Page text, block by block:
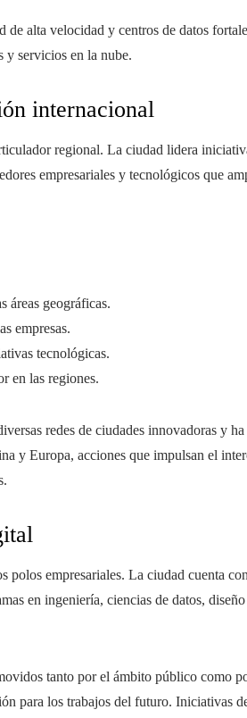
alta velocidad y centros de datos
y servicios en la nube.
internacional
regional. La ciudad lidera
empresariales y tecnológicos que
áreas geográficas.
empresas.
tecnológicas.
en las regiones.
redes de ciudades innovadoras y
y Europa, acciones que impulsan el
polos empresariales. La ciudad cuenta
en ingeniería, ciencias de datos,
tanto por el ámbito público como
para los trabajos del futuro. Iniciativas